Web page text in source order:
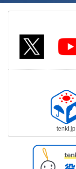
tenki.jp